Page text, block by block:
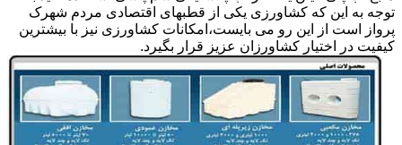
توجه به این که کشاورزی یکی از قطبهای اقتصادی مردم شهرک
پرواز است از این رو می بایست،امکانات کشاورزی نیز با بیشترین
کیفیت در اختیار کشاورزان عزیز قرار بگیرد.